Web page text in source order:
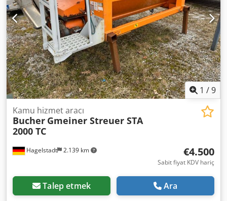
1 /9
Hagelstadt 2.139 km
Kamu hizmet aracı
Bucher Gmeiner Streuer STA
2000 TC
€4.500
Sabit fiyat KDV hariç
Talep etmek Ara